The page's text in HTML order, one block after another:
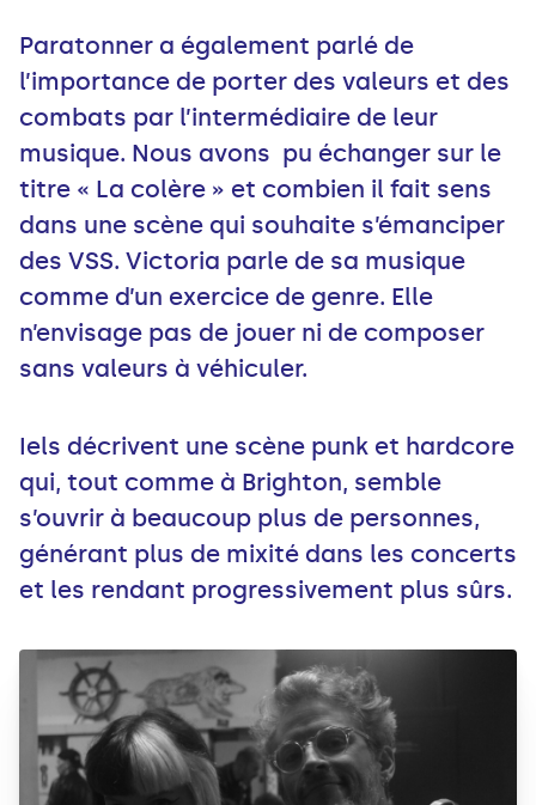
Paratonner a également parlé de
l’importance de porter des valeurs et des
combats par l’intermédiaire de leur
musique. Nous avons pu échanger sur le
titre « La colère » et combien il fait sens
dans une scène qui souhaite s’émanciper
des VSS. Victoria parle de sa musique
comme d’un exercice de genre. Elle
n’envisage pas de jouer ni de composer
sans valeurs à véhiculer.
Iels décrivent une scène punk et hardcore
qui, tout comme à Brighton, semble
s’ouvrir à beaucoup plus de personnes,
générant plus de mixité dans les concerts
et les rendant progressivement plus sûrs.